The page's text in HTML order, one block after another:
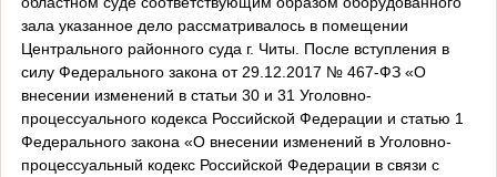
зала указанное дело рассматривалось в помещении
Центрального районного суда г. Читы. После вступления в
силу Федерального закона от 29.12.2017 № 467-ФЗ «О
внесении изменений в статьи 30 и 31 Уголовно-
процессуального кодекса Российской Федерации и статью 1
Федерального закона «О внесении изменений в Уголовно-
процессуальный кодекс Российской Федерации в связи с